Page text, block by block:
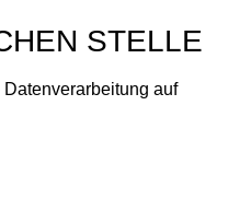
STELLE
auf